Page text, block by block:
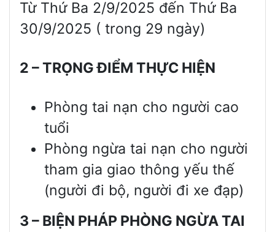
Từ Thứ Ba 2/9/2025 đến Thứ Ba
30/9/2025 ( trong 29 ngày)
2 – TRỌNG ĐIỂM THỰC HIỆN
Phòng tai nạn cho người cao
tuổi
Phòng ngừa tai nạn cho người
tham gia giao thông yếu thế
(người đi bộ, người đi xe đạp)
3 – BIỆN PHÁP PHÒNG NGỪA TAI